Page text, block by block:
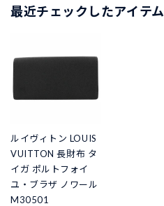
最近チェックしたアイテム
ルイヴィトン LOUIS
VUITTON 長財布 タ
イガ ポルトフォイ
ユ・ブラザ ノワール
M30501